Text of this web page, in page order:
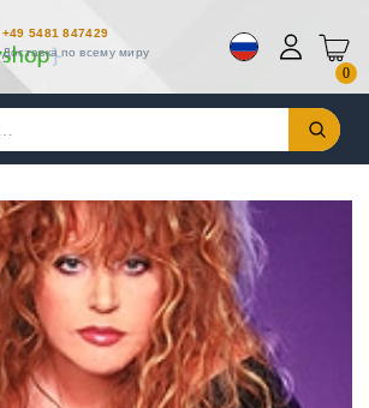
+49 5481 847429
Доставка по всему миру
0